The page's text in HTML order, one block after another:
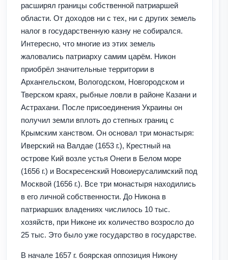
расширял границы собственной патриаршей
области. От доходов ни с тех, ни с других земель
налог в государственную казну не собирался.
Интересно, что многие из этих земель
жаловались патриарху самим царём. Никон
приобрёл значительные территории в
Архангельском, Вологодском, Новгородском и
Тверском краях, рыбные ловли в районе Казани и
Астрахани. После присоединения Украины он
получил земли вплоть до степных границ с
Крымским ханством. Он основал три монастыря:
Иверский на Валдае (1653 г.), Крестный на
острове Кий возле устья Онеги в Белом море
(1656 г.) и Воскресенский Новоиерусалимский под
Москвой (1656 г.). Все три монастыря находились
в его личной собственности. До Никона в
патриарших владениях числилось 10 тыс.
хозяйств, при Никоне их количество возросло до
25 тыс. Это было уже государство в государстве.
В начале 1657 г. боярская оппозиция Никону